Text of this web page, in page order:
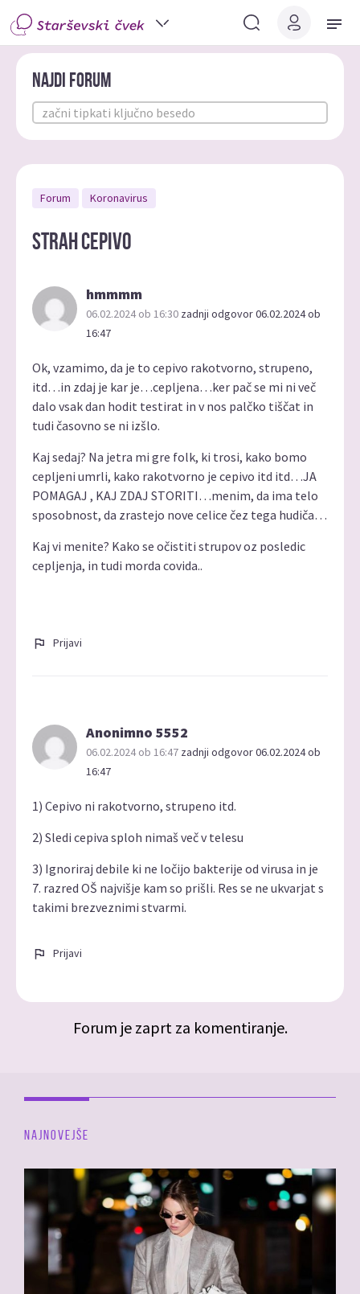
Najdi forum
Forum Koronavirus
strah cepivo
hmmmm
06.02.2024 ob 16:30 zadnji odgovor 06.02.2024 ob
16:47
Ok, vzamimo, da je to cepivo rakotvorno, strupeno,
itd…in zdaj je kar je…cepljena…ker pač se mi ni več
dalo vsak dan hodit testirat in v nos palčko tiščat in
tudi časovno se ni izšlo.
Kaj sedaj? Na jetra mi gre folk, ki trosi, kako bomo
cepljeni umrli, kako rakotvorno je cepivo itd itd…JA
POMAGAJ , KAJ ZDAJ STORITI…menim, da ima telo
sposobnost, da zrastejo nove celice čez tega hudiča…
Kaj vi menite? Kako se očistiti strupov oz posledic
cepljenja, in tudi morda covida..
Prijavi
Anonimno 5552
06.02.2024 ob 16:47 zadnji odgovor 06.02.2024 ob
16:47
1) Cepivo ni rakotvorno, strupeno itd.
2) Sledi cepiva sploh nimaš več v telesu
3) Ignoriraj debile ki ne ločijo bakterije od virusa in je
7. razred OŠ najvišje kam so prišli. Res se ne ukvarjat s
takimi brezveznimi stvarmi.
Prijavi
Forum je zaprt za komentiranje.
NAJNOVEJŠE